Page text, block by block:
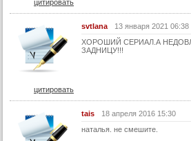
цитировать
svtlana
13 января 2021 06:38
ХОРОШИЙ СЕРИАЛ.А
ЗАДНИЦУ!!!
цитировать
tais
18 апреля 2016 15:30
наталья. не смешите.